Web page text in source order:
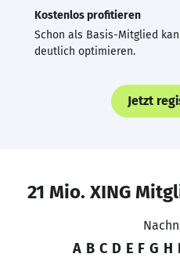
Kostenlos profitieren
Schon als Basis-Mitglied
deutlich optimieren.
Jetzt
21 Mio. XING
A B C D E F G H